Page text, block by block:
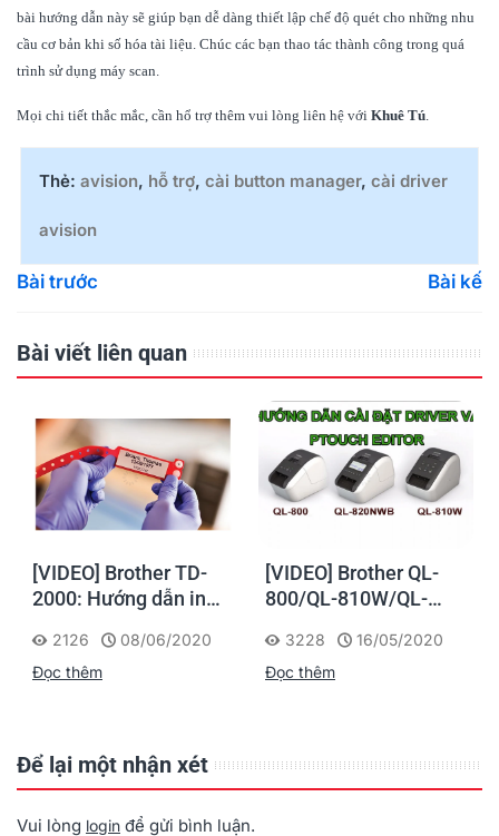
bài hướng dẫn này sẽ giúp bạn dễ dàng thiết lập chế độ quét cho những nhu
cầu cơ bản khi số hóa tài liệu. Chúc các bạn thao tác thành công trong quá
trình sử dụng máy scan.
Mọi chi tiết thắc mắc, cần hổ trợ thêm vui lòng liên hệ với Khuê Tú
Thẻ: avision, hỗ trợ, cài button manager, cài driver
avision
Bài trước Bài kế
Bài viết liên quan
[VIDEO] Brother TD-
2000: Hướng dẫn in
dụng trong bệnh viện,
phòng khám
2126
08/06/2020
Đọc thêm
[VIDEO] Brother QL-
800/QL-810W/QL-
Hướng dẫn sử dụng
3228
16/05/2020
Đọc thêm
Để lại một nhận xét
Vui lòng login để gửi bình luận.